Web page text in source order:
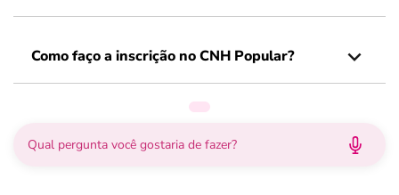
Como faço a inscrição no CNH Popular?